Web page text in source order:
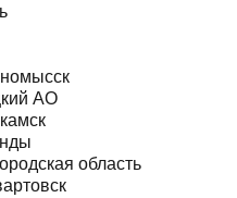
АО
область